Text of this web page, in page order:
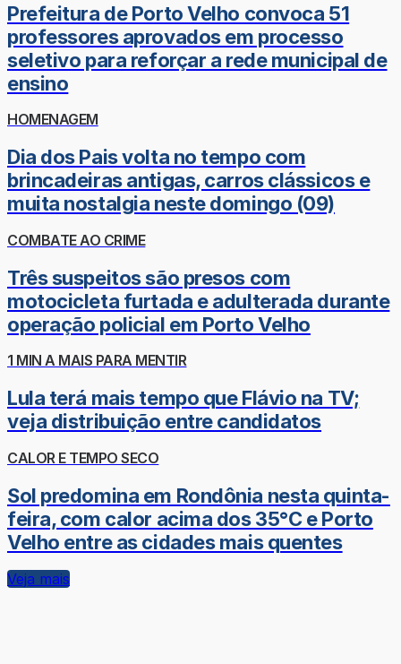
Prefeitura de Porto Velho convoca 51
professores aprovados em processo
seletivo para reforçar a rede municipal de
ensino
HOMENAGEM
Dia dos Pais volta no tempo com
brincadeiras antigas, carros clássicos e
muita nostalgia neste domingo (09)
COMBATE AO CRIME
Três suspeitos são presos com
motocicleta furtada e adulterada durante
operação policial em Porto Velho
1 MIN A MAIS PARA MENTIR
Lula terá mais tempo que Flávio na TV;
veja distribuição entre candidatos
CALOR E TEMPO SECO
Sol predomina em Rondônia nesta quinta-
feira, com calor acima dos 35°C e Porto
Velho entre as cidades mais quentes
Veja mais